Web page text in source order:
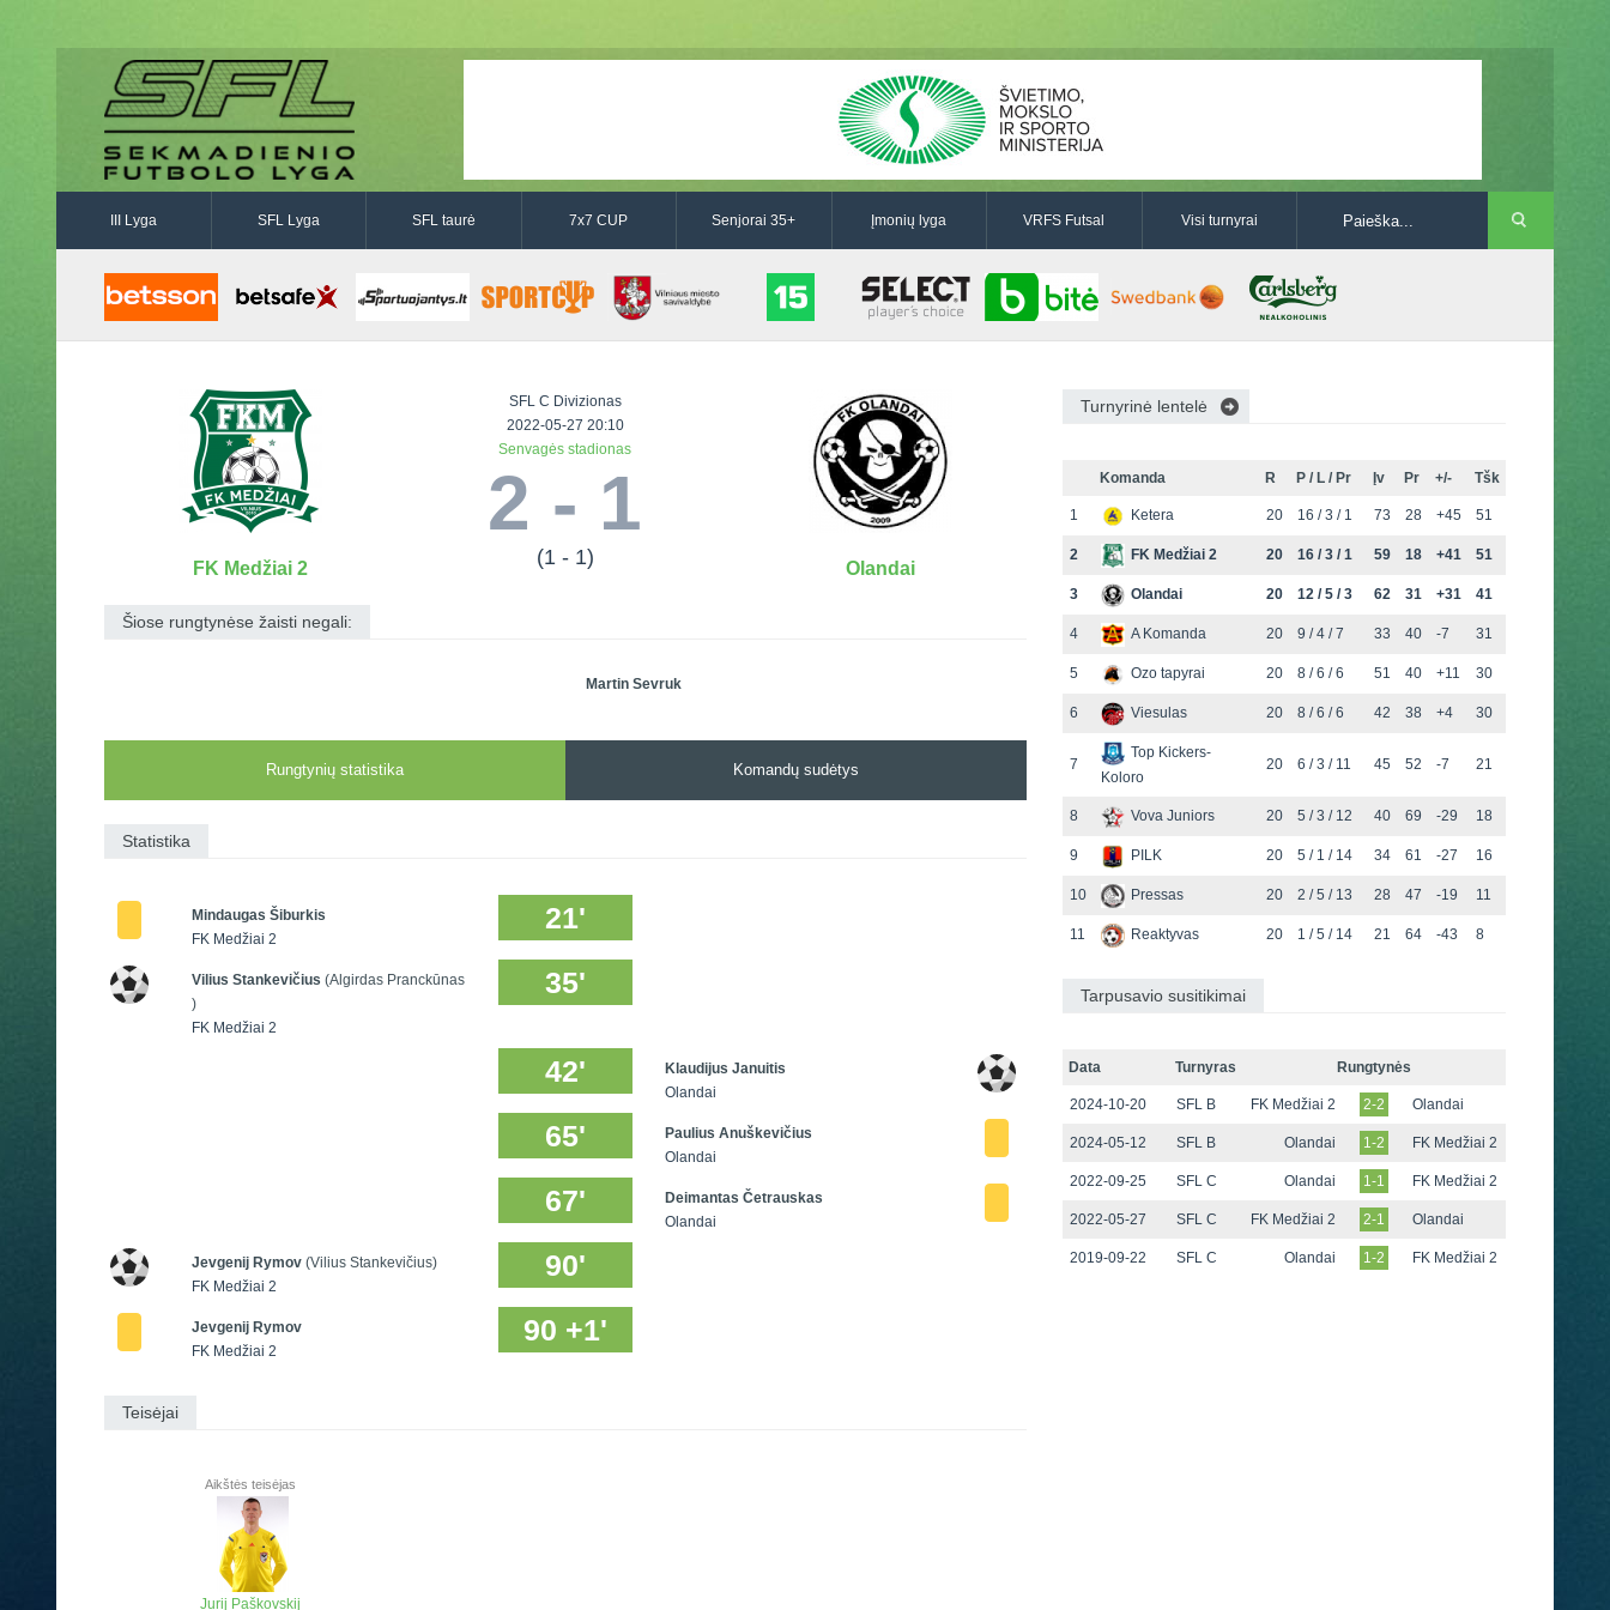
III Lyga SFL Lyga SFL taurė 7x7 CUP Senjorai 35+ Įmonių lyga VRFS Futsal Visi turnyrai
FK Medžiai 2
SFL C Divizionas
2022-05-27 20:10
Senvagės stadionas
2 - 1
(1 - 1) Olandai
Šiose rungtynėse žaisti negali:
Martin Sevruk
Rungtynių statistika Komandų sudėtys
Statistika
Mindaugas Šiburkis
FK Medžiai 2
21'
Vilius Stankevičius (Algirdas Pranckūnas
)
FK Medžiai 2
35'
42'
Klaudijus Januitis
Olandai
65'
Paulius Anuškevičius
Olandai
67'
Deimantas Četrauskas
Olandai
Jevgenij Rymov (Vilius Stankevičius)
FK Medžiai 2
90'
Jevgenij Rymov
FK Medžiai 2
90 +1'
Teisėjai
Aikštės teisėjas
Jurij Paškovskij
Turnyrinė lentelė
Komanda R P / L / Pr Įv Pr +/- Tšk
1 Ketera 20 16 / 3 / 1 73 28 +45 51
2 FK Medžiai 2 20 16 / 3 / 1 59 18 +41 51
3 Olandai 20 12 / 5 / 3 62 31 +31 41
4 A Komanda 20 9 / 4 / 7 33 40 -7 31
5 Ozo tapyrai 20 8 / 6 / 6 51 40 +11 30
6 Viesulas 20 8 / 6 / 6 42 38 +4 30
7
Top Kickers-
Koloro
20 6 / 3 / 11 45 52 -7 21
8 Vova Juniors 20 5 / 3 / 12 40 69 -29 18
9 PILK 20 5 / 1 / 14 34 61 -27 16
10 Pressas 20 2 / 5 / 13 28 47 -19 11
11 Reaktyvas 20 1 / 5 / 14 21 64 -43 8
Tarpusavio susitikimai
Data Turnyras Rungtynės
2024-10-20 SFL B FK Medžiai 2 2-2 Olandai
2024-05-12 SFL B Olandai 1-2 FK Medžiai 2
2022-09-25 SFL C Olandai 1-1 FK Medžiai 2
2022-05-27 SFL C FK Medžiai 2 2-1 Olandai
2019-09-22 SFL C Olandai 1-2 FK Medžiai 2